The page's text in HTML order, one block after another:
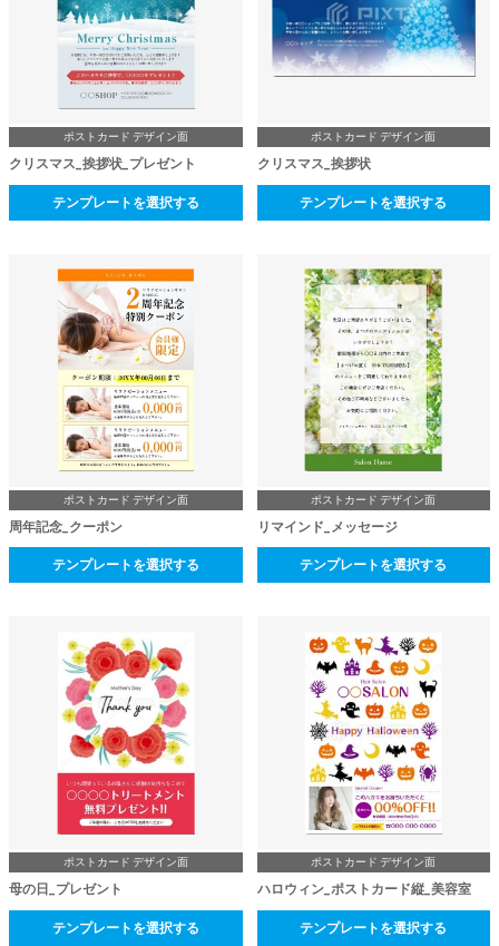
ポストカード デザイン面
クリスマス_挨拶状_プレゼント
テンプレートを選択する
ポストカード デザイン面
クリスマス_挨拶状
テンプレートを選択する
ポストカード デザイン面
周年記念_クーポン
テンプレートを選択する
ポストカード デザイン面
リマインド_メッセージ
テンプレートを選択する
ポストカード デザイン面
母の日_プレゼント
テンプレートを選択する
ポストカード デザイン面
ハロウィン_ポストカード縦_美容室
テンプレートを選択する